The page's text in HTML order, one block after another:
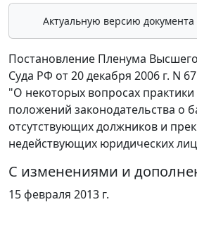
Актуальную версию документа
Постановление Пленума
Суда РФ от 20 декабря 2006 г. N 67
"О некоторых вопросах
положений законодательства о
отсутствующих должников и
недействующих юридических
С изменениями и
15 февраля 2013 г.